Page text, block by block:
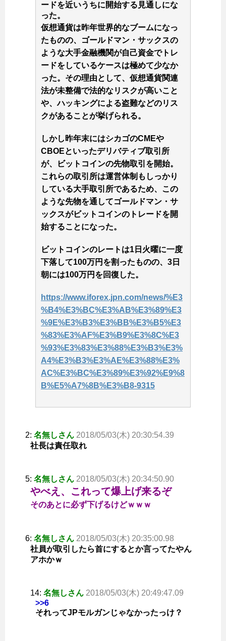
ードを近いうちに開始する見通しにな
った。
仮想通貨は昨年世界的なブームになっ
たものの、ゴールドマン・サックスの
ような大手金融機関が自己資金でトレ
ードをしているケースは極めて少なか
った。その理由として、仮想通貨関連
法が未整備で法的なリスクが高いこと
や、ハッキングによる盗難などのリス
クがあることが挙げられる。
しかし昨年末にはシカゴのCMEや
CBOEといったデリバティブ取引所
が、ビットコインの先物取引を開始。
これらの取引所は運営体制もしっかり
している大手取引所であるため、この
ような先物を通してゴールドマン・サ
ックスがビットコインのトレードを開
始することになった。
ビットコインのレートは1日火曜に一度
下落して100万円を割ったものの、3日
朝には100万円を回復した。
https://www.iforex.jpn.com/news/%E3
%B4%E3%BC%E3%AB%E3%89%E3
%9E%E3%B3%E3%BB%E3%B5%E3
%83%E3%AF%E3%B9%E3%8C%E3
%93%E3%83%E3%88%E3%B3%E3%
A4%E3%B3%E3%AE%E3%88%E3%
AC%E3%BC%E3%89%E3%92%E9%8
B%E5%A7%8B%E3%B8-9315
2: 名無しさん 2018/05/03(木) 20:30:54.39
社長は責任取れ
5: 名無しさん 2018/05/03(木) 20:34:50.90
やべえ、これって爆上げ来るぞ
そのあとに必ず下げるけどｗｗｗ
6: 名無しさん 2018/05/03(木) 20:35:00.98
社員が取引したら首にするとか言ってたやん
アホかｗ
14: 名無しさん 2018/05/03(木) 20:49:47.09
>>6
それってJPモルガンじゃなかったっけ？